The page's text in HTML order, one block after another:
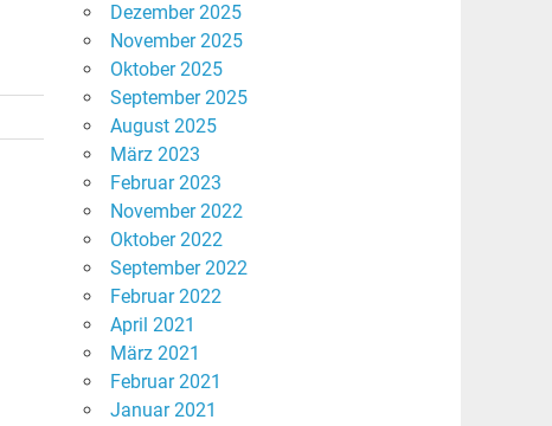
Dezember 2025
November 2025
Oktober 2025
September 2025
August 2025
März 2023
Februar 2023
November 2022
Oktober 2022
September 2022
Februar 2022
April 2021
März 2021
Februar 2021
Januar 2021